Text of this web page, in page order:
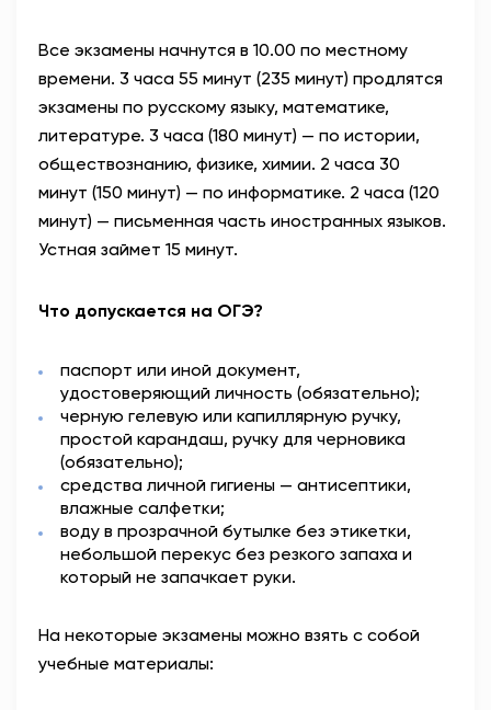
Все экзамены начнутся в 10.00 по местному
времени. 3 часа 55 минут (235 минут) продлятся
экзамены по русскому языку, математике,
литературе. 3 часа (180 минут) — по истории,
обществознанию, физике, химии. 2 часа 30
минут (150 минут) — по информатике. 2 часа (120
минут) — письменная часть иностранных языков.
Устная займет 15 минут.
Что допускается на ОГЭ?
паспорт или иной документ,
удостоверяющий личность (обязательно);
черную гелевую или капиллярную ручку,
простой карандаш, ручку для черновика
(обязательно);
средства личной гигиены — антисептики,
влажные салфетки;
воду в прозрачной бутылке без этикетки,
небольшой перекус без резкого запаха и
который не запачкает руки.
На некоторые экзамены можно взять с собой
учебные материалы: